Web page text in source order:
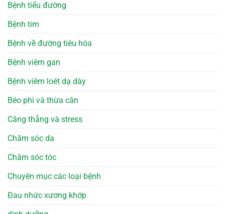
Bệnh tiểu đường
Bệnh tim
Bệnh về đường tiêu hóa
Bệnh viêm gan
Bệnh viêm loét dạ dày
Béo phì và thừa cân
Căng thẳng và stress
Chăm sóc da
Chăm sóc tóc
Chuyên mục các loại bệnh
Đau nhức xương khớp